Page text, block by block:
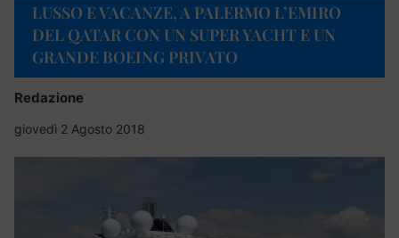
LUSSO E VACANZE, A PALERMO L’EMIRO
DEL QATAR CON UN SUPER YACHT E UN
GRANDE BOEING PRIVATO
Redazione
giovedì 2 Agosto 2018